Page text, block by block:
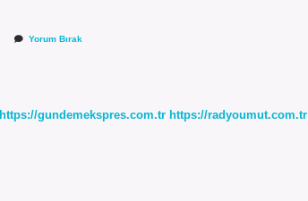
Yorum Bırak
https://gundemekspres.com.tr https://radyoumut.com.tr